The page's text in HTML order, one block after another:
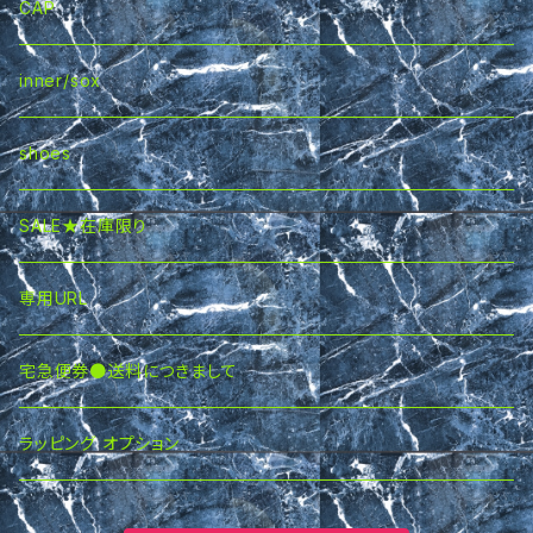
CAP
inner/sox
shoes
SALE★在庫限り
専用URL
宅急便券●送料につきまして
ラッピング オプション